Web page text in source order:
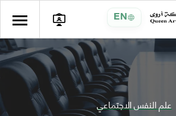
EN
علم النفس الاجتماعي